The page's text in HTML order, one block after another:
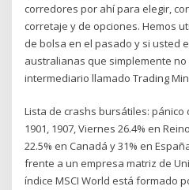
corredores por ahí para elegir,
corretaje y de opciones. Hemos
de bolsa en el pasado y si usted
australianas que simplemente
intermediario llamado Trading
Lista de crashs bursátiles: pánico
1901, 1907, Viernes 26.4% en
22.5% en Canadá y 31% en
frente a un empresa matriz de
índice MSCI World está formado